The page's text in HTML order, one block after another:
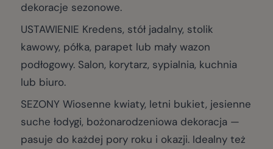
dekoracje sezonowe.
USTAWIENIE Kredens, stół jadalny, stolik
kawowy, półka, parapet lub mały wazon
podłogowy. Salon, korytarz, sypialnia, kuchnia
lub biuro.
SEZONY Wiosenne kwiaty, letni bukiet, jesienne
suche łodygi, bożonarodzeniowa dekoracja —
pasuje do każdej pory roku i okazji. Idealny też